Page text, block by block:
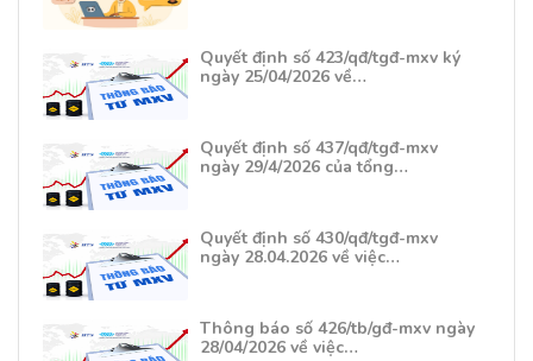
Quyết định số 423/qđ/tgđ-mxv ký
ngày 25/04/2026 về…
Quyết định số 437/qđ/tgđ-mxv
ngày 29/4/2026 của tổng…
Quyết định số 430/qđ/tgđ-mxv
ngày 28.04.2026 về việc…
Thông báo số 426/tb/gđ-mxv ngày
28/04/2026 về việc…